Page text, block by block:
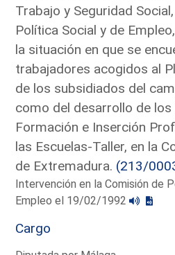
Trabajo y Seguridad
Política Social y de
la situación en que se
trabajadores acogidos al
de los subsidiados del
como del desarrollo de
Formación e Inserción
las Escuelas-Taller, en la
de Extremadura. (213/
Intervención en la Comisión de
Empleo el 19/02/1992
Cargo